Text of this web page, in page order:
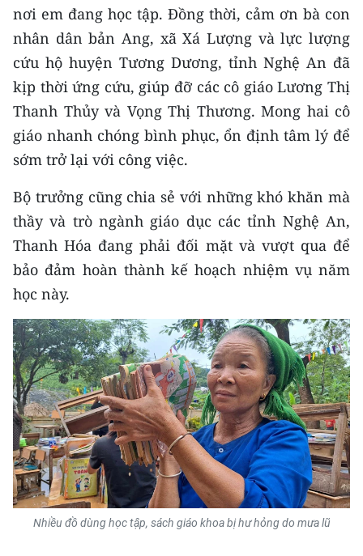
Media Y tế
Media Khoa học - Công nghệ
Media Môi trường
Ảnh
Infographic
TIN MỚI
TIN ĐỊA PHƯƠNG
Trung du và miền núi phía Bắc
Đồng bằng sông Hồng
Bắc Trung Bộ
Duyên hải Nam Trung Bộ và Tây
Nguyên
Đông Nam Bộ
Đồng bằng sông Cửu Long
Chuyên trang Hà Nội
nơi em đang học tập. Đồng thời, cảm ơn bà con
nhân dân bản Ang, xã Xá Lượng và lực lượng
cứu hộ huyện Tương Dương, tỉnh Nghệ An đã
kịp thời ứng cứu, giúp đỡ các cô giáo Lương Thị
Thanh Thủy và Vọng Thị Thương. Mong hai cô
giáo nhanh chóng bình phục, ổn định tâm lý để
sớm trở lại với công việc.
Bộ trưởng cũng chia sẻ với những khó khăn mà
thầy và trò ngành giáo dục các tỉnh Nghệ An,
Thanh Hóa đang phải đối mặt và vượt qua để
bảo đảm hoàn thành kế hoạch nhiệm vụ năm
học này.
Nhiều đồ dùng học tập, sách giáo khoa bị hư hỏng do mưa lũ